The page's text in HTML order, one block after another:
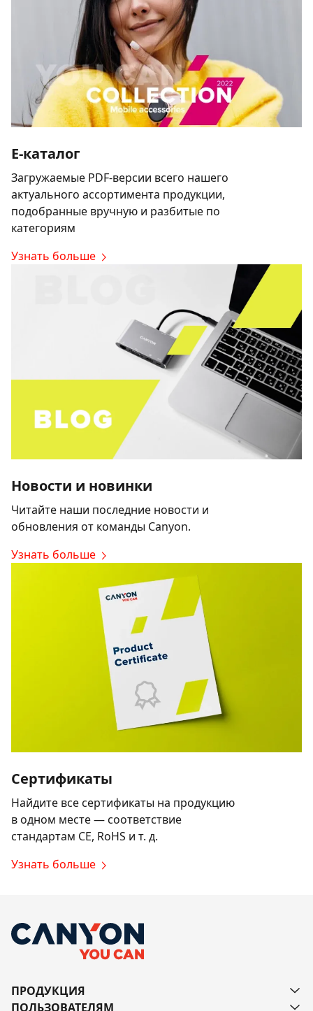
E-каталог
Загружаемые PDF-версии всего нашего
актуального ассортимента продукции,
подобранные вручную и разбитые по
категориям
Узнать больше
Новости и новинки
Читайте наши последние новости и
обновления от команды Canyon.
Узнать больше
Сертификаты
Найдите все сертификаты на продукцию
в одном месте — соответствие
стандартам CE, RoHS и т. д.
Узнать больше
ПРОДУКЦИЯ
ПОЛЬЗОВАТЕЛЯМ